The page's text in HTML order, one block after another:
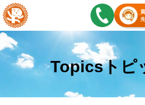
Topicsトピ